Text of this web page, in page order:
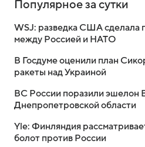
Популярное за сутки
WSJ: разведка США сделала
между Россией и НАТО
В Госдуме оценили план
ракеты над Украиной
ВС России поразили эшелон
Днепропетровской области
Yle: Финляндия
болот против России